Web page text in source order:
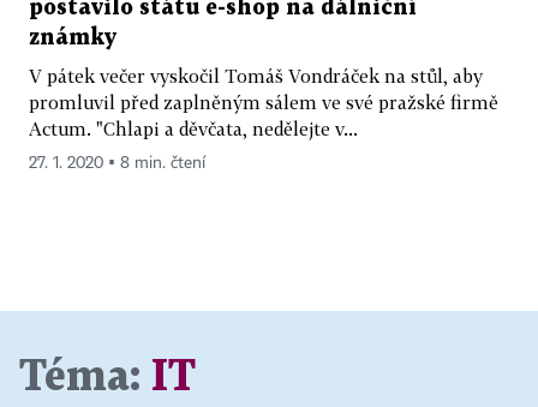
postavilo státu e­-shop na dálniční
známky
V pátek večer vyskočil Tomáš Vondráček na stůl, aby
promluvil před zaplněným sálem ve své pražské firmě
Actum. "Chlapi a děvčata, nedělejte v...
27. 1. 2020 ▪ 8 min. čtení
Téma: IT